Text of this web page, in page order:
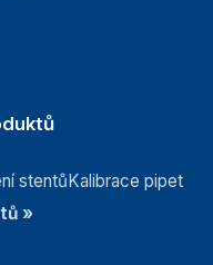
stentůKalibrace pipet
»